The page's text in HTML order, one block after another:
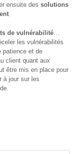
ensuite des solutions
de vulnérabilité
les vulnérabilités
patience et de
client quant aux
être mis en place pour
à jour sur les